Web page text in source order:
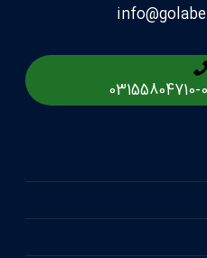
03155804710-